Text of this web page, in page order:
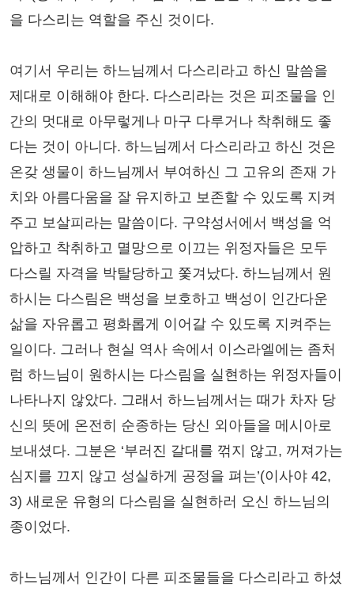
을 다스리는 역할을 주신 것이다.
여기서 우리는 하느님께서 다스리라고 하신 말씀을
제대로 이해해야 한다. 다스리라는 것은 피조물을 인
간의 멋대로 아무렇게나 마구 다루거나 착취해도 좋
다는 것이 아니다. 하느님께서 다스리라고 하신 것은
온갖 생물이 하느님께서 부여하신 그 고유의 존재 가
치와 아름다움을 잘 유지하고 보존할 수 있도록 지켜
주고 보살피라는 말씀이다. 구약성서에서 백성을 억
압하고 착취하고 멸망으로 이끄는 위정자들은 모두
다스릴 자격을 박탈당하고 쫓겨났다. 하느님께서 원
하시는 다스림은 백성을 보호하고 백성이 인간다운
삶을 자유롭고 평화롭게 이어갈 수 있도록 지켜주는
일이다. 그러나 현실 역사 속에서 이스라엘에는 좀처
럼 하느님이 원하시는 다스림을 실현하는 위정자들이
나타나지 않았다. 그래서 하느님께서는 때가 차자 당
신의 뜻에 온전히 순종하는 당신 외아들을 메시아로
보내셨다. 그분은 ‘부러진 갈대를 꺾지 않고, 꺼져가는
심지를 끄지 않고 성실하게 공정을 펴는’(이사야 42,
3) 새로운 유형의 다스림을 실현하러 오신 하느님의
종이었다.
하느님께서 인간이 다른 피조물들을 다스리라고 하셨